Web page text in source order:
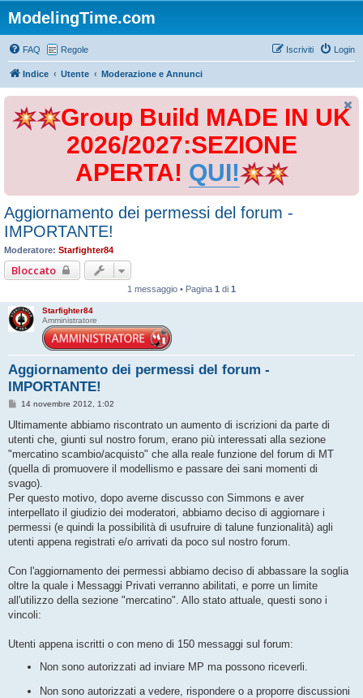
ModelingTime.com
FAQ Regole Login
Iscriviti
Indice Utente Moderazione e Annunci
Group Build MADE IN UK
2026/2027:SEZIONE
APERTA! QUI!
Aggiornamento dei permessi del forum -
IMPORTANTE!
Moderatore: Starfighter84
Bloccato
1 messaggio • Pagina 1 di 1
Starfighter84
Amministratore
Aggiornamento dei permessi del forum -
IMPORTANTE!
M
s
a
g
i
o
14 novembre 2012, 1:02
Ultimamente abbiamo riscontrato un aumento di iscrizioni da parte di
utenti che, giunti sul nostro forum, erano più interessati alla sezione
"mercatino scambio/acquisto" che alla reale funzione del forum di MT
(quella di promuovere il modellismo e passare dei sani momenti di
svago).
Per questo motivo, dopo averne discusso con Simmons e aver
interpellato il giudizio dei moderatori, abbiamo deciso di aggiornare i
permessi (e quindi la possibilità di usufruire di talune funzionalità) agli
utenti appena registrati e/o arrivati da poco sul nostro forum.
Con l'aggiornamento dei permessi abbiamo deciso di abbassare la soglia
oltre la quale i Messaggi Privati verranno abilitati, e porre un limite
all'utilizzo della sezione "mercatino". Allo stato attuale, questi sono i
vincoli:
Utenti appena iscritti o con meno di 150 messaggi sul forum:
Non sono autorizzati ad inviare MP ma possono riceverli.
Non sono autorizzati a vedere, rispondere o a proporre discussioni